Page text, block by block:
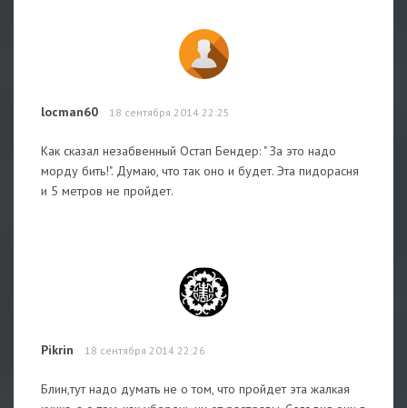
locman60 18 сентября 2014 22:25
Как сказал незабвенный Остап Бендер: " За это надо
морду бить!". Думаю, что так оно и будет. Эта пидорасня
и 5 метров не пройдет.
Pikrin 18 сентября 2014 22:26
Блин,тут надо думать не о том, что пройдет эта жалкая